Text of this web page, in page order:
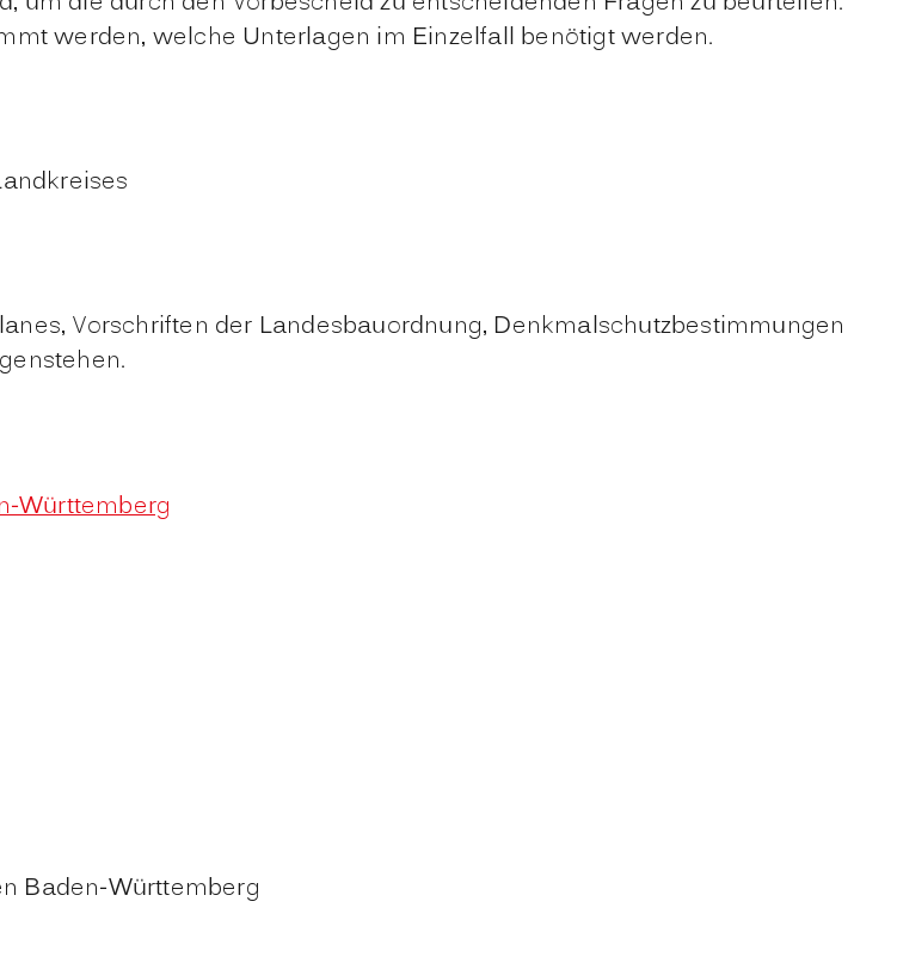
werden, welche Unterlagen im Einzelfall benötigt werden.
Vorschriften der Landesbauordnung, Denkmalschutzbestimmungen
Württemberg
Baden-Württemberg